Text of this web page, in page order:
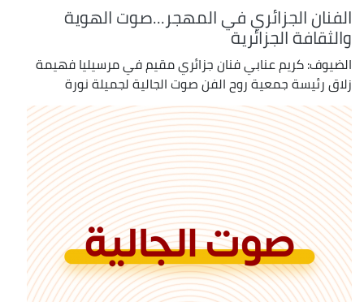
الفنان الجزائري في المهجر...صوت الهوية
والثقافة الجزائرية
الضيوف: كريم عنابي فنان جزائري مقيم في مرسيليا فهيمة
زلاق رئيسة جمعية روح الفن صوت الجالية لجميلة نورة